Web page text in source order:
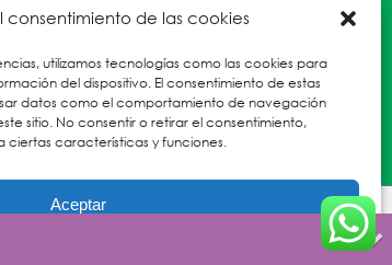
consentimiento de las cookies
utilizamos tecnologías como las cookies para
del dispositivo. El consentimiento de estas
datos como el comportamiento de navegación
sitio. No consentir o retirar el consentimiento,
características y funciones.
Aceptar